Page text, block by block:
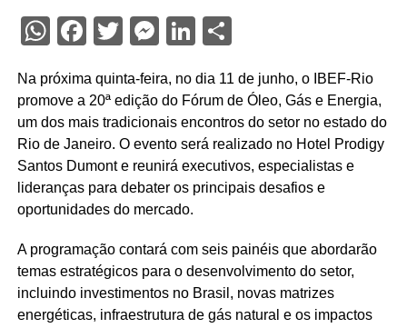
WhatsApp
Facebook
Twitter
Messenger
LinkedIn
Share
Na próxima quinta-feira, no dia 11 de junho, o IBEF-Rio
promove a 20ª edição do Fórum de Óleo, Gás e Energia,
um dos mais tradicionais encontros do setor no estado do
Rio de Janeiro. O evento será realizado no Hotel Prodigy
Santos Dumont e reunirá executivos, especialistas e
lideranças para debater os principais desafios e
oportunidades do mercado.
A programação contará com seis painéis que abordarão
temas estratégicos para o desenvolvimento do setor,
incluindo investimentos no Brasil, novas matrizes
energéticas, infraestrutura de gás natural e os impactos